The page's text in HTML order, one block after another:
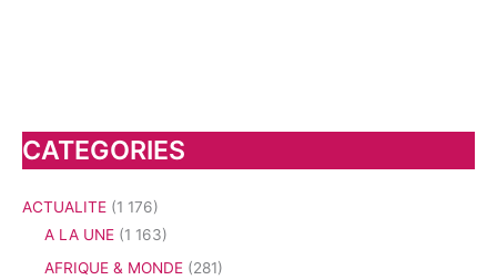
CATEGORIES
ACTUALITE (1 176)
A LA UNE (1 163)
AFRIQUE & MONDE (281)